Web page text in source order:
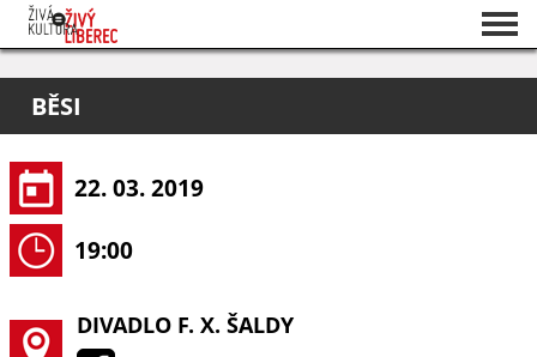
O projektu
Pořadatelé
BĚSI
22. 03. 2019
19:00
DIVADLO F. X. ŠALDY